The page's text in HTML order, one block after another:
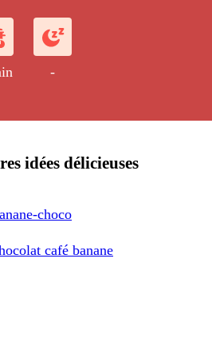
-
idées délicieuses
choco
café banane